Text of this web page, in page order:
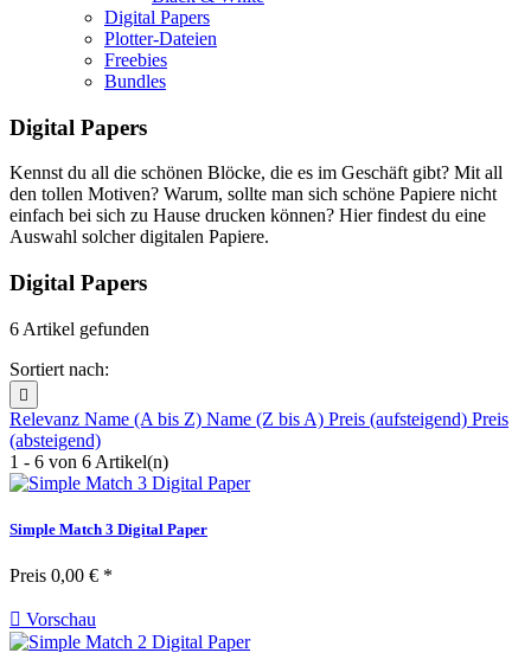
Digital Papers
Plotter-Dateien
Freebies
Bundles
Digital Papers
Kennst du all die schönen Blöcke, die es im Geschäft gibt? Mit all
den tollen Motiven? Warum, sollte man sich schöne Papiere nicht
einfach bei sich zu Hause drucken können? Hier findest du eine
Auswahl solcher digitalen Papiere.
Digital Papers
6 Artikel gefunden
Sortiert nach:

Relevanz Name (A bis Z) Name (Z bis A) Preis (aufsteigend) Preis
(absteigend)
1 - 6 von 6 Artikel(n)
Simple Match 3 Digital Paper
Preis 0,00 € *
 Vorschau